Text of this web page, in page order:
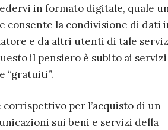
in formato digitale, quale
consente la condivisione di dati
e da altri utenti di tale
il pensiero è subito ai
“gratuiti”.
per l’acquisto di un
sui beni e servizi della